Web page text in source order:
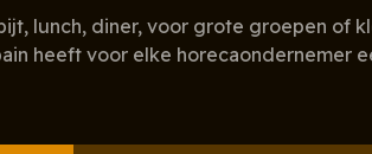
lunch, diner, voor grote groepen of
heeft voor elke horecaondernemer